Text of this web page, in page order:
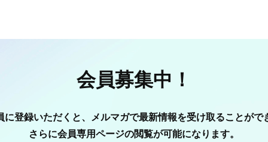
会員募集中！
に登録いただくと、メルマガで最新情報を受け取ることがで
さらに会員専用ページの閲覧が可能になります。